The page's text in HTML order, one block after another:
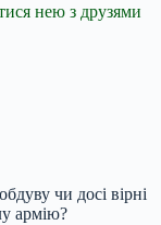
нею з друзями
чи досі вірні
армію?